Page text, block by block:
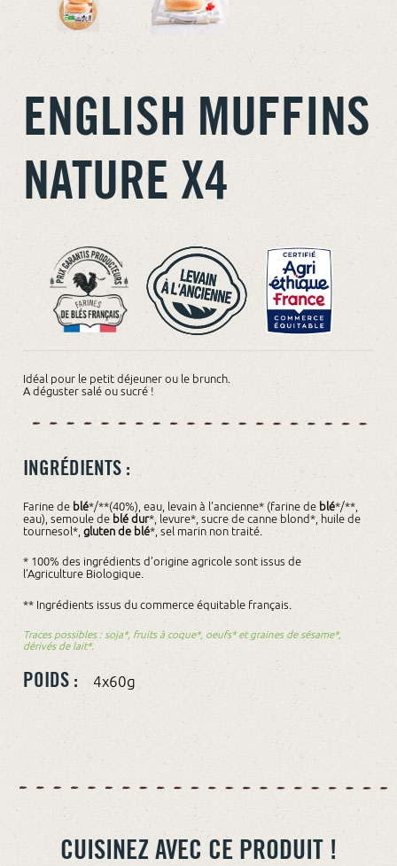
ENGLISH MUFFINS
NATURE X4
Idéal pour le petit déjeuner ou le brunch.
A déguster salé ou sucré !
INGRÉDIENTS :
Farine de blé*/**(40%), eau, levain à l’ancienne* (farine de blé*/**,
eau), semoule de blé dur*, levure*, sucre de canne blond*, huile de
tournesol*,gluten de blé*, sel marin non traité.
* 100% des ingrédients d’origine agricole sont issus de
l’Agriculture Biologique.
** Ingrédients issus du commerce équitable français.
Traces possibles : soja*, fruits à coque*, oeufs* et graines de sésame*,
dérivés de lait*.
POIDS : 4x60g
CUISINEZ AVEC CE PRODUIT !